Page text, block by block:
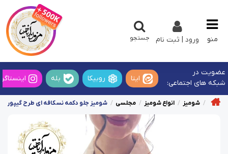
منو ورود | ثبت نام جستجو
عضویت در
شبکه های اجتماعی:
ایتا روبیکا بله
شومیز انواع شومیز مجلسی شومیز جلو دکمه نسکافه ای طرح گیپوری